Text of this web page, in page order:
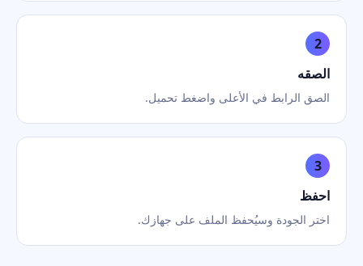
2
الصقه
الصق الرابط في الأعلى واضغط تحميل.
3
احفظ
اختر الجودة وسيُحفظ الملف على جهازك.